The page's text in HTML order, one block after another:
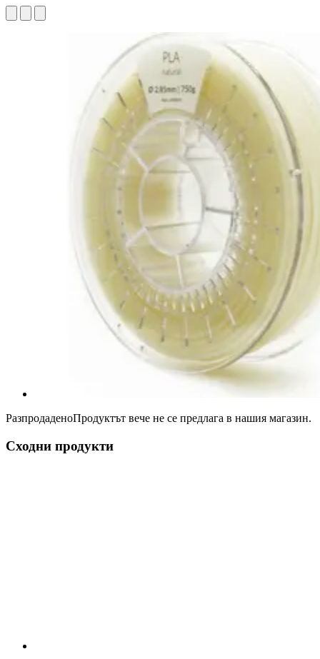
РазпродаденоПродуктът вече не се предлага в нашия магазин.
Сходни продукти